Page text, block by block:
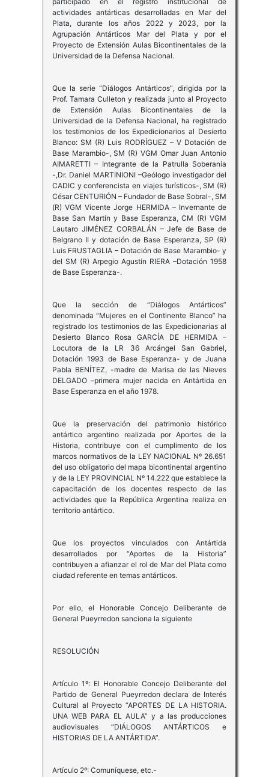
actividades antárticas desarrolladas en Mar del
Plata, durante los años 2022 y 2023, por la
Agrupación Antárticos Mar del Plata y por el
Proyecto de Extensión Aulas Bicontinentales de la
Universidad de la Defensa Nacional.
Que la serie “Diálogos Antárticos”, dirigida por la
Prof. Tamara Culleton y realizada junto al Proyecto
de Extensión Aulas Bicontinentales de la
Universidad de la Defensa Nacional, ha registrado
los testimonios de los Expedicionarios al Desierto
Blanco: SM (R) Luis RODRÍGUEZ – V Dotación de
Base Marambio-, SM (R) VGM Omar Juan Antonio
AIMARETTI – Integrante de la Patrulla Soberanía
-,Dr. Daniel MARTINIONI –Geólogo investigador del
CADIC y conferencista en viajes turísticos-, SM (R)
César CENTURIÓN – Fundador de Base Sobral-, SM
(R) VGM Vicente Jorge HERMIDA – Invernante de
Base San Martín y Base Esperanza, CM (R) VGM
Lautaro JIMÉNEZ CORBALÁN – Jefe de Base de
Belgrano II y dotación de Base Esperanza, SP (R)
Luis FRUSTAGLIA – Dotación de Base Marambio- y
del SM (R) Arpegio Agustín RIERA –Dotación 1958
de Base Esperanza-.
Que la sección de “Diálogos Antárticos”
denominada “Mujeres en el Continente Blanco” ha
registrado los testimonios de las Expedicionarias al
Desierto Blanco Rosa GARCÍA DE HERMIDA –
Locutora de la LR 36 Arcángel San Gabriel,
Dotación 1993 de Base Esperanza- y de Juana
Pabla BENÍTEZ, -madre de Marisa de las Nieves
DELGADO –primera mujer nacida en Antártida en
Base Esperanza en el año 1978.
Que la preservación del patrimonio histórico
antártico argentino realizada por Aportes de la
Historia, contribuye con el cumplimento de los
marcos normativos de la LEY NACIONAL Nº 26.651
del uso obligatorio del mapa bicontinental argentino
y de la LEY PROVINCIAL Nº 14.222 que establece la
capacitación de los docentes respecto de las
actividades que la República Argentina realiza en
territorio antártico.
Que los proyectos vinculados con Antártida
desarrollados por “Aportes de la Historia”
contribuyen a afianzar el rol de Mar del Plata como
ciudad referente en temas antárticos.
Por ello, el Honorable Concejo Deliberante de
General Pueyrredon sanciona la siguiente
RESOLUCIÓN
Artículo 1º: El Honorable Concejo Deliberante del
Partido de General Pueyrredon declara de Interés
Cultural al Proyecto “APORTES DE LA HISTORIA.
UNA WEB PARA EL AULA” y a las producciones
audiovisuales “DIÁLOGOS ANTÁRTICOS e
HISTORIAS DE LA ANTÁRTIDA”.
Artículo 2º: Comuníquese, etc.-